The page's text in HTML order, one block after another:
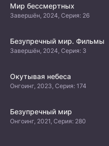
Мир бессмертных
Завершён, 2024, Серия: 26
Безупречный мир. Фильмы
Завершён, 2024, Серия: 3
Окутывая небеса
Онгоинг, 2023, Серия: 174
Безупречный мир
Онгоинг, 2021, Серия: 280